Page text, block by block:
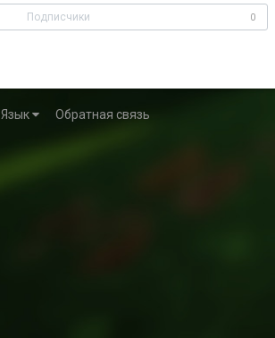
Подписчики 0
Язык Обратная связь